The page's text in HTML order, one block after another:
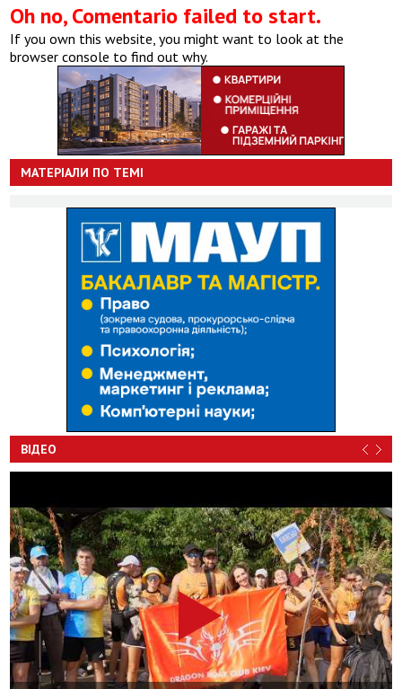
Oh no, Comentario failed to start.
If you own this website, you might want to look at the
browser console to find out why.
МАТЕРІАЛИ ПО ТЕМІ
ВІДЕО